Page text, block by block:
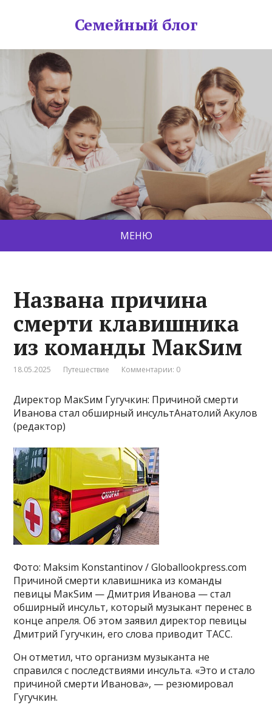
Семейный блог
МЕНЮ
Названа причина
смерти клавишника
из команды МакSим
18.05.2025 Путешествие Комментарии: 0
Директор МакSим Гугучкин: Причиной смерти
Иванова стал обширный инсультАнатолий Акулов
(редактор)
Фото: Maksim Konstantinov / Globallookpress.com
Причиной смерти клавишника из команды
певицы МакSим — Дмитрия Иванова — стал
обширный инсульт, который музыкант перенес в
конце апреля. Об этом заявил директор певицы
Дмитрий Гугучкин, его слова приводит ТАСС.
Он отметил, что организм музыканта не
справился с последствиями инсульта. «Это и стало
причиной смерти Иванова», — резюмировал
Гугучкин.